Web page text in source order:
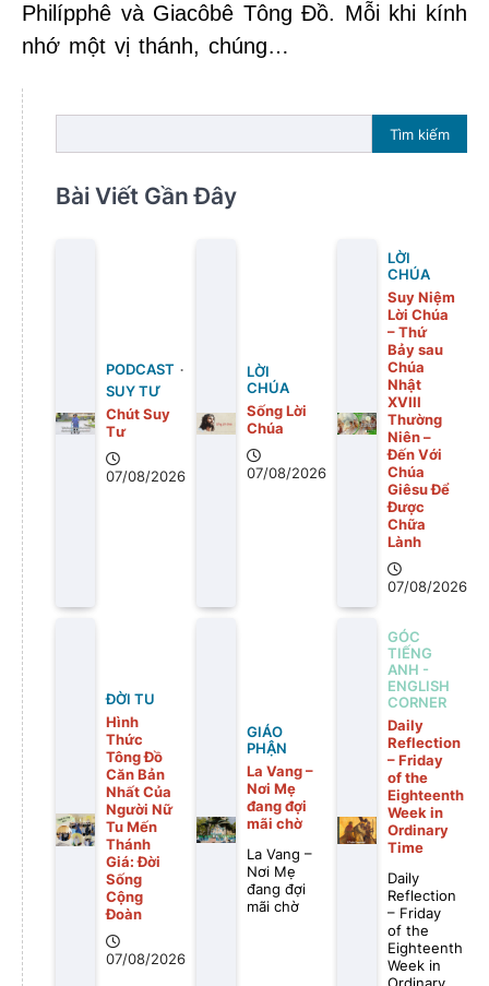
Philípphê và Giacôbê Tông Đồ. Mỗi khi kính
nhớ một vị thánh, chúng…
Tìm kiếm
Bài Viết Gần Đây
PODCAST
SUY TƯ
Chút Suy
Tư
07/08/2026
LỜI
CHÚA
Sống Lời
Chúa
07/08/2026
LỜI
CHÚA
Suy Niệm
Lời Chúa
– Thứ
Bảy sau
Chúa
Nhật
XVIII
Thường
Niên –
Đến Với
Chúa
Giêsu Để
Được
Chữa
Lành
07/08/2026
ĐỜI TU
Hình
Thức
Tông Đồ
Căn Bản
Nhất Của
Người Nữ
Tu Mến
Thánh
Giá: Đời
Sống
Cộng
Đoàn
07/08/2026
GIÁO
PHẬN
La Vang –
Nơi Mẹ
đang đợi
mãi chờ
La Vang –
Nơi Mẹ
đang đợi
mãi chờ
GÓC
TIẾNG
ANH -
ENGLISH
CORNER
Daily
Reflection
– Friday
of the
Eighteenth
Week in
Ordinary
Time
Daily
Reflection
– Friday
of the
Eighteenth
Week in